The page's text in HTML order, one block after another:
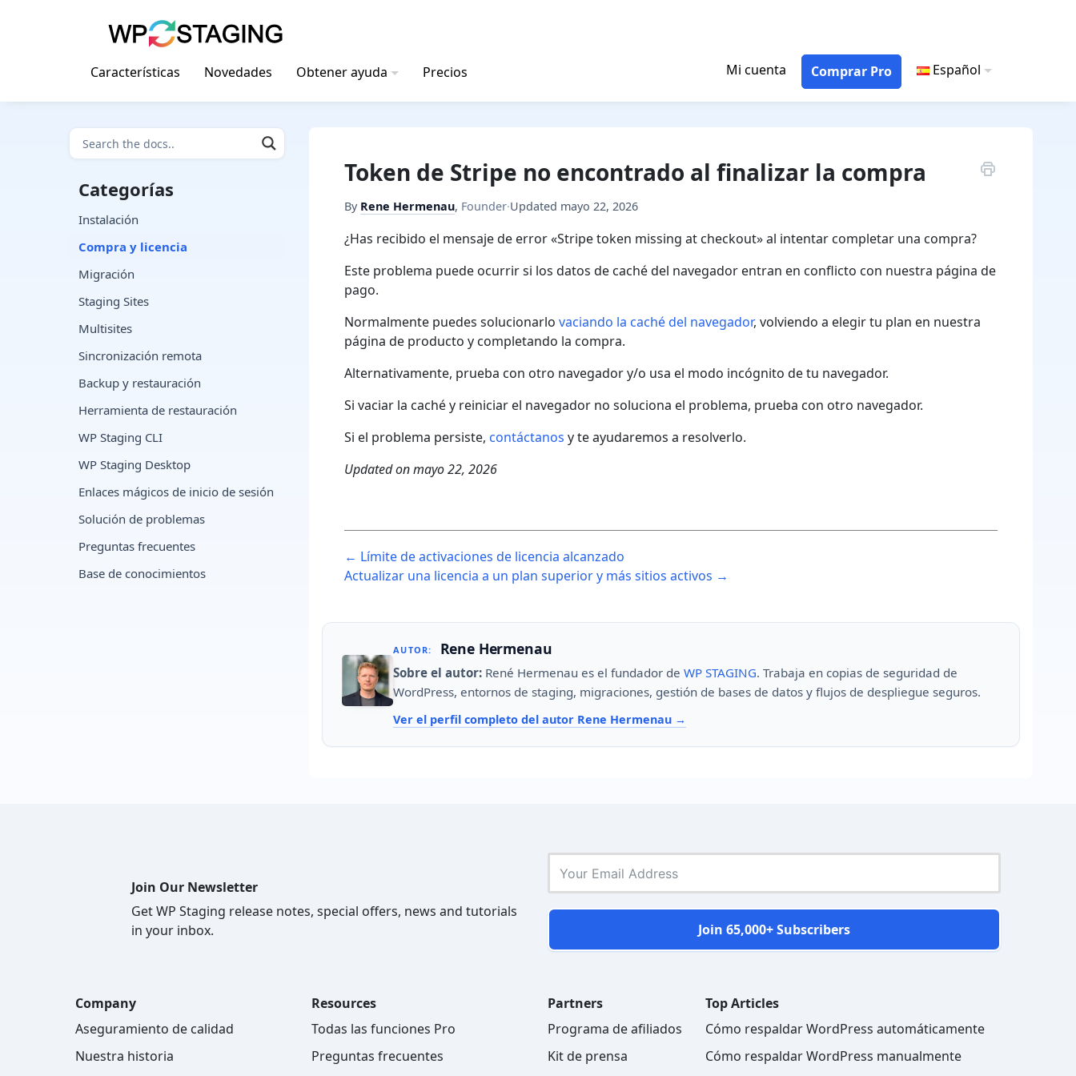
Características
Novedades Obtener ayuda Precios Mi cuenta Comprar Pro Español
Token de Stripe no encontrado al finalizar la compra
By Rene Hermenau, Founder·Updated mayo 22, 2026
¿Has recibido el mensaje de error «Stripe token missing at checkout» al intentar completar una compra?
Este problema puede ocurrir si los datos de caché del navegador entran en conflicto con nuestra página de
pago.
Normalmente puedes solucionarlovaciando la caché del navegador, volviendo a elegir tu plan en nuestra
página de producto y completando la compra.
Alternativamente, prueba con otro navegador y/o usa el modo incógnito de tu navegador.
Si vaciar la caché y reiniciar el navegador no soluciona el problema, prueba con otro navegador.
Si el problema persiste, contáctanos y te ayudaremos a resolverlo.
Updated onmayo 22, 2026
Post
navigation
← Límite de activaciones de licencia alcanzado
Actualizar una licencia a un plan superior y más sitios activos →
AUTOR: Rene Hermenau
Sobre el autor: René Hermenau es el fundador deWP STAGING. Trabaja en copias de seguridad de
WordPress, entornos de staging, migraciones, gestión de bases de datos y flujos de despliegue seguros.
Ver el perfil completo del autor Rene Hermenau
Categorías
Instalación
Compra y licencia
Migración
Staging Sites
Multisites
Sincronización remota
Backup y restauración
Herramienta de restauración
WP Staging CLI
WP Staging Desktop
Enlaces mágicos de inicio de sesión
Solución de problemas
Preguntas frecuentes
Base de conocimientos
Join Our Newsletter
Get WP Staging release notes, special offers, news and tutorials
in your inbox.
Join 65,000+ Subscribers
Company
Aseguramiento de calidad
Nuestra historia
Resources
Todas las funciones Pro
Preguntas frecuentes
Partners
Programa de afiliados
Kit de prensa
Top Articles
Cómo respaldar WordPress automáticamente
Cómo respaldar WordPress manualmente